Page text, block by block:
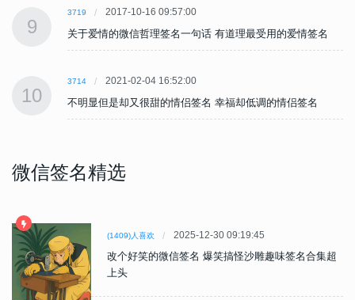
9
3719 2017-10-16 09:57:00
关于爱情的微信哲理签名一句话 有道理最受用的爱情签名
10
3714 2021-02-04 16:52:00
不明显但是却又很甜的情侣签名 幸福却低调的情侣签名
微信签名精选
(1409)人喜欢 2025-12-30 09:19:45
改个好笑的微信签名 爆笑搞怪沙雕趣味签名合集超
上头